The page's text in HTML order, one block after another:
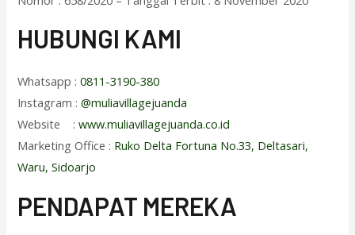
HUBUNGI KAMI
Whatsapp :0811-3190-380
Instagram :@muliavillagejuanda
Website :www.muliavillagejuanda.co.id
Marketing Office : Ruko Delta Fortuna No.33, Deltasari,
Waru, Sidoarjo
PENDAPAT MEREKA